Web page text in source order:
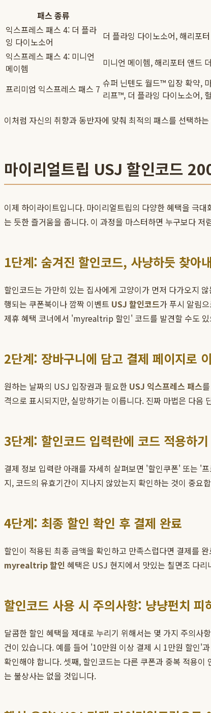
패스 종류
익스프레스 패스 4: 더 플라
잉 다이노소어
더 플라잉 다이노소어, 해리포
익스프레스 패스 4: 미니언
메이헴
미니언 메이헴, 해리포터 앤드
프리미엄 익스프레스 패스 7 슈퍼 닌텐도 월드™ 입장 확약,
리프™, 더 플라잉 다이노소어,
이처럼 자신의 취향과 동반자에 맞춰 최적의 패스를 선택하
마이리얼트립 USJ 할인코드
이제 하이라이트입니다. 마이리얼트립의 다양한 혜택을 극대
는 듯한 즐거움을 줍니다. 이 과정을 마스터하면 누구보다
1단계: 숨겨진 할인코드, 사냥하듯 찾아
할인코드는 가만히 있는 집사에게 고양이가 먼저 다가오지
행되는 쿠폰북이나 깜짝 이벤트 USJ 할인코드가 푸시 알림
제휴 혜택 코너에서 'myrealtrip 할인' 코드를 발견할 수도
2단계: 장바구니에 담고 결제 페이지로
원하는 날짜의 USJ 입장권과 필요한 USJ 익스프레스 패스
격으로 표시되지만, 실망하기는 이릅니다. 진짜 마법은 다음
3단계: 할인코드 입력란에 코드 적용하기
결제 정보 입력란 아래를 자세히 살펴보면 '할인쿠폰' 또는 '
지, 코드의 유효기간이 지나지 않았는지 확인하는 것이 중
4단계: 최종 할인 확인 후 결제 완료
할인이 적용된 최종 금액을 확인하고 만족스럽다면 결제를
myrealtrip 할인 혜택은 USJ 현지에서 맛있는 칠면조 다
할인코드 사용 시 주의사항: 냥냥펀치 피
달콤한 할인 혜택을 제대로 누리기 위해서는 몇 가지 주의사
건이 있습니다. 예를 들어 '10만원 이상 결제 시 1만원 할인'
확인해야 합니다. 셋째, 할인코드는 다른 쿠폰과 중복 적용
는 불상사는 없을 것입니다.